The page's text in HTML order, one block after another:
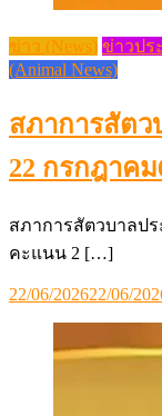
Posted
on
22/06/202622/06/